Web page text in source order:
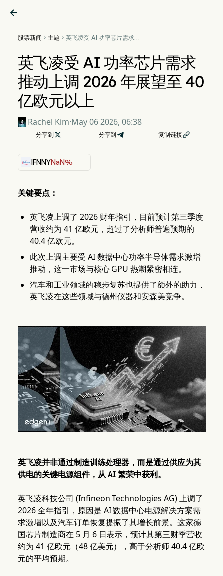

股票新闻  主题  英飞凌受 AI 功率芯片需求推
欧元以上
英飞凌受 AI 功率芯片需求
推动上调 2026 年展望至 40
亿欧元以上
Rachel Kim·May 06 2026, 06:38
分享到  分享到 复制链接
IFNNYNaN%
关键要点：
英飞凌上调了 2026 财年指引，目前预计第三季度
营收约为 41 亿欧元，超过了分析师普遍预期的
40.4 亿欧元。
此次上调主要受 AI 数据中心功率半导体需求激增
推动，这一市场与核心 GPU 热潮紧密相连。
汽车和工业领域的稳步复苏也提供了额外的助力，
英飞凌在这些领域与德州仪器和安森美竞争。
英飞凌并非通过制造训练处理器，而是通过供应为其
供电的关键电源组件，从 AI 繁荣中获利。
英飞凌科技公司 (Infineon Technologies AG) 上调了
2026 全年指引，原因是 AI 数据中心电源解决方案需
求激增以及汽车订单恢复提振了其增长前景。这家德
国芯片制造商在 5 月 6 日表示，预计其第三财季营收
约为 41 亿欧元（48 亿美元），高于分析师 40.4 亿欧
元的平均预期。